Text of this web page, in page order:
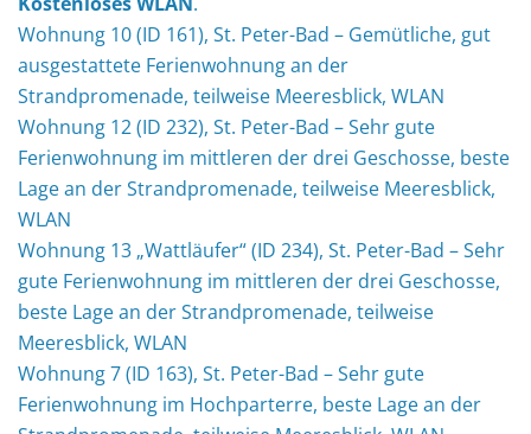
Wohnung 10 (ID 161), St. Peter-Bad – Gemütliche, gut
ausgestattete Ferienwohnung an der
Strandpromenade, teilweise Meeresblick, WLAN
Wohnung 12 (ID 232), St. Peter-Bad – Sehr gute
Ferienwohnung im mittleren der drei Geschosse, beste
Lage an der Strandpromenade, teilweise Meeresblick,
WLAN
Wohnung 13 „Wattläufer“ (ID 234), St. Peter-Bad – Sehr
gute Ferienwohnung im mittleren der drei Geschosse,
beste Lage an der Strandpromenade, teilweise
Meeresblick, WLAN
Wohnung 7 (ID 163), St. Peter-Bad – Sehr gute
Ferienwohnung im Hochparterre, beste Lage an der